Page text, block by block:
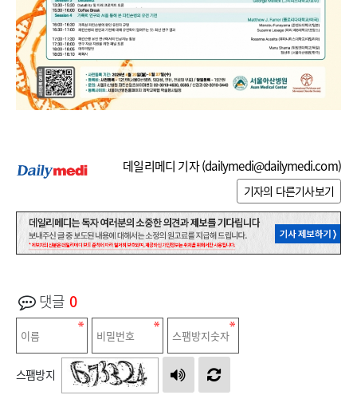
데일리메디 기자 (dailymedi@dailymedi.com)
기자의 다른기사보기
댓글 0
스팸방지